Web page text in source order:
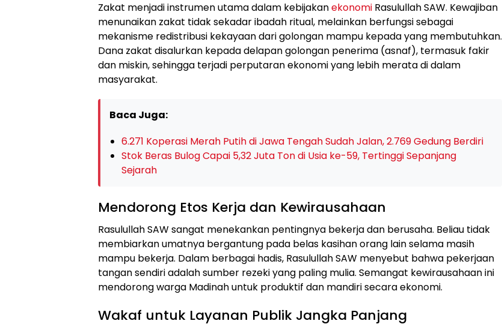
Zakat menjadi instrumen utama dalam kebijakanekonomi Rasulullah SAW. Kewajiban
menunaikan zakat tidak sekadar ibadah ritual, melainkan berfungsi sebagai
mekanisme redistribusi kekayaan dari golongan mampu kepada yang membutuhkan.
Dana zakat disalurkan kepada delapan golongan penerima (asnaf), termasuk fakir
dan miskin, sehingga terjadi perputaran ekonomi yang lebih merata di dalam
masyarakat.
Baca Juga:
6.271 Koperasi Merah Putih di Jawa Tengah Sudah Jalan, 2.769 Gedung Berdiri
Stok Beras Bulog Capai 5,32 Juta Ton di Usia ke-59, Tertinggi Sepanjang
Sejarah
Mendorong Etos Kerja dan Kewirausahaan
Rasulullah SAW sangat menekankan pentingnya bekerja dan berusaha. Beliau tidak
membiarkan umatnya bergantung pada belas kasihan orang lain selama masih
mampu bekerja. Dalam berbagai hadis, Rasulullah SAW menyebut bahwa pekerjaan
tangan sendiri adalah sumber rezeki yang paling mulia. Semangat kewirausahaan ini
mendorong warga Madinah untuk produktif dan mandiri secara ekonomi.
Wakaf untuk Layanan Publik Jangka Panjang